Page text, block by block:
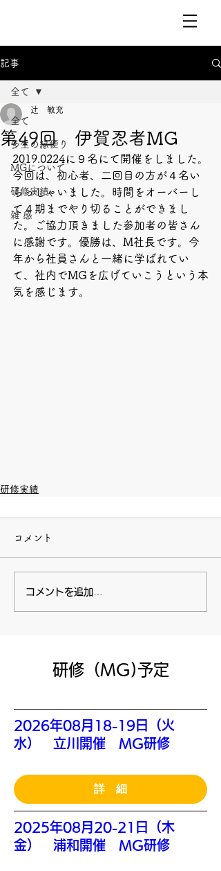
記事
全て
多生の縁便り
MGについて
研修実績
雑 感
全て
第49回 伊賀忍者MG
辻 敏充
2019.0224に９名にて開催をしました。
今回は、初心者、二回目の方が４名い
らっしゃいました。時間をオーバーし
て４期までやり切ることができまし
た。ご協力頂きました参加者の皆さん
に感謝です。優勝は、M社長です。今
年から社員さんと一緒に学ばれてい
て、社内でMGを広げていこうという本
気を感じます。
研修実績
コメント
コメントを追加…
​研修（MG)予定
2026年08月18-19日（火
水） 立川開催 MG研修
詳 細
2025年08月20-21日（木
金） 浦和開催 MG研修